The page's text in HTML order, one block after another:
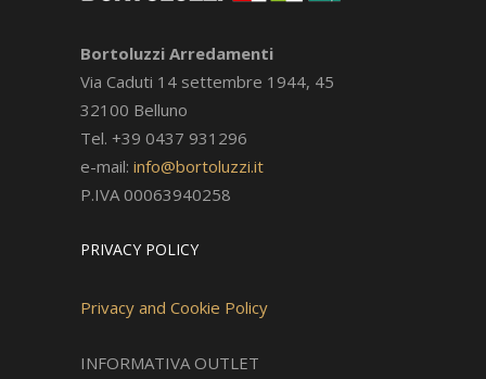
Bortoluzzi Arredamenti
Via Caduti 14 settembre 1944, 45
32100 Belluno
Tel. +39 0437 931296
e-mail: info@bortoluzzi.it
P.IVA 00063940258
PRIVACY POLICY
Privacy and Cookie Policy
INFORMATIVA OUTLET